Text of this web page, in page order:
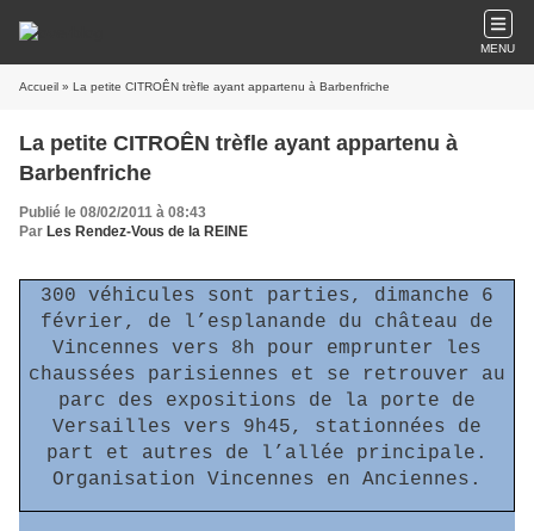
MENU
Accueil » La petite CITROÊN trèfle ayant appartenu à Barbenfriche
La petite CITROÊN trèfle ayant appartenu à
Barbenfriche
Publié le 08/02/2011 à 08:43
Par Les Rendez-Vous de la REINE
300 véhicules sont parties, dimanche 6
février, de l’esplanande du château de
Vincennes vers 8h pour emprunter les
chaussées parisiennes et se retrouver au
parc des expositions de la porte de
Versailles vers 9h45, stationnées de
part et autres de l’allée principale.
Organisation Vincennes en Anciennes.